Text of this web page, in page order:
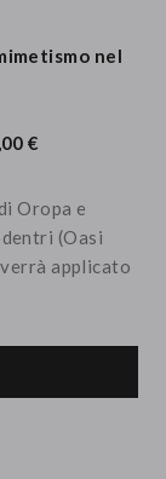
nel
€
Oropa e
(Oasi
applicato